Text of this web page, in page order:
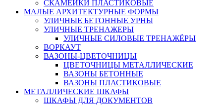
СКАМЕЙКИ ПЛАСТИКОВЫЕ
МАЛЫЕ АРХИТЕКТУРНЫЕ ФОРМЫ
УЛИЧНЫЕ БЕТОННЫЕ УРНЫ
УЛИЧНЫЕ ТРЕНАЖЕРЫ
УЛИЧНЫЕ СИЛОВЫЕ ТРЕНАЖЁРЫ
ВОРКАУТ
ВАЗОНЫ-ЦВЕТОЧНИЦЫ
ЦВЕТОЧНИЦЫ МЕТАЛЛИЧЕСКИЕ
ВАЗОНЫ БЕТОННЫЕ
ВАЗОНЫ ПЛАСТИКОВЫЕ
МЕТАЛЛИЧЕСКИЕ ШКАФЫ
ШКАФЫ ДЛЯ ДОКУМЕНТОВ